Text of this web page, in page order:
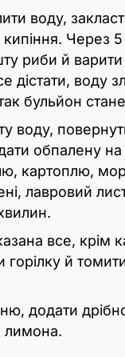
воду,
Через
риби й
дістати, воду
бульйон
воду,
обпалену на
картоплю,
лавровий
все, крім
горілку й
додати
лимона.